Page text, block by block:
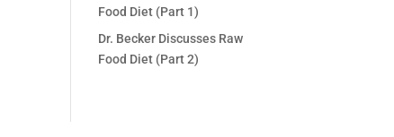
Food Diet (Part 1)
Dr. Becker Discusses Raw
Food Diet (Part 2)